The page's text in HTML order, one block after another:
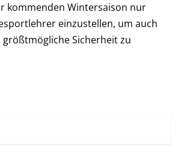
kommenden Wintersaison nur
einzustellen, um auch
größtmögliche Sicherheit zu